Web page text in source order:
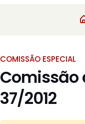
COMISSÃO ESPECIAL
Comissão
37/2012